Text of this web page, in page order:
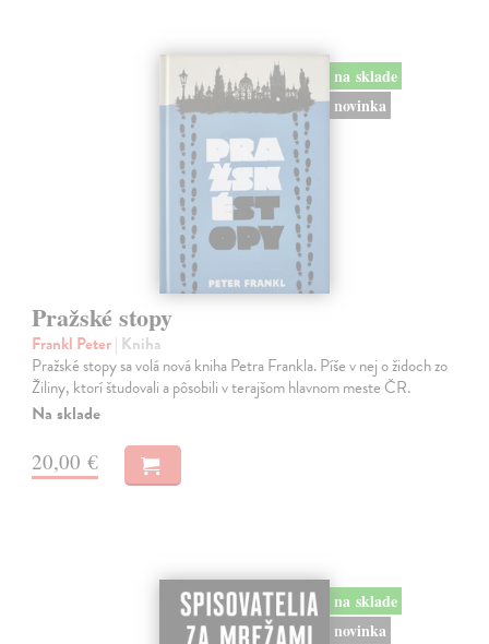
na sklade
novinka
Pražské stopy
Frankl Peter| Kniha
Pražské stopy sa volá nová kniha Petra Frankla. Píše v nej o židoch zo
Žiliny, ktorí študovali a pôsobili v terajšom hlavnom meste ČR.
Na sklade
20,00 €
na sklade
novinka